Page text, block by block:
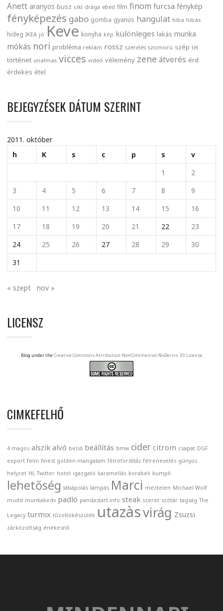
Anett aranyos busz ciki drága ebéd film finom furcsa fénykép
fényképezés gabo gomba gyanús hangulat hiba hibás
hideg IKEA jó Keve konyha kép különleges lakás munka
mókás nori probléma reklám rossz szerelés szomorú szép tél
történet unalmas vicces videó vélemény zene átverés érd
érdekes étel
BEJEGYZÉSEK DÁTUM SZERINT
2011. október
h
K s c p s
v
1
2
3
4 5 6 7 8
9
10
11 12 13 14 15
16
17
18 19 20 21 22
23
24
25 26 27 28 29
30
31
« szept nov »
LICENSZ
Blog under the Creative Commons Attribution-NonCommercial-NoDerivs 3.0 License
CIMKEFELHŐ
4 magos alszik alvó belső beállítás bmw cider citrom csapat DGF
export felni finest golden mangalam félrefordítás félrenevelés gúnyos
helyzet HL Twitter hotel igazgató karamellás korabeli kumpli
lehetőség lábápolás lámpás Marci meztelen Michael Wolf
mudd munkakedv padló pandastart.info steak szeret szótár tagság The
Legacy turmix tűzoltókészülék utazàsvirág Zsuzsi
zárkózottság énekesnő